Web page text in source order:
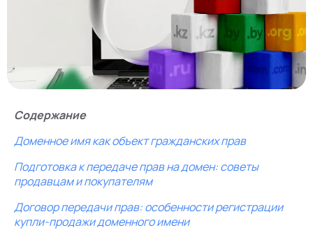
Содержание
Доменное имя как объект гражданских прав
Подготовка к передаче прав на домен: советы
продавцам и покупателям
Договор передачи прав: особенности регистрации
купли-продажи доменного имени